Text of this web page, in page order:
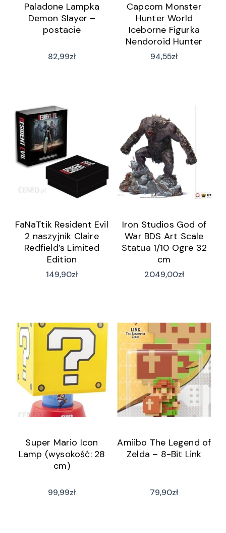
Paladone Lampka
Demon Slayer –
postacie
82,99zł
Capcom Monster
Hunter World
Iceborne Figurka
Nendoroid Hunter
Female Zinogre Alpha
94,55zł
FaNaTtik Resident Evil
2 naszyjnik Claire
Redfield’s Limited
Edition
149,90zł
Iron Studios God of
War BDS Art Scale
Statua 1/10 Ogre 32
cm
2049,00zł
Super Mario Icon
Lamp (wysokość: 28
cm)
99,99zł
Amiibo The Legend of
Zelda – 8-Bit Link
79,90zł